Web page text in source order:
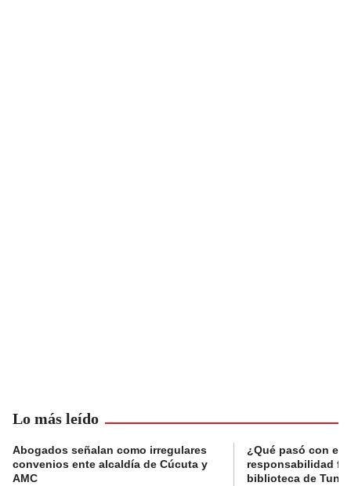
Lo más leído
Abogados señalan como irregulares
convenios ente alcaldía de Cúcuta y
AMC
¿Qué pasó con el
responsabilidad
biblioteca de